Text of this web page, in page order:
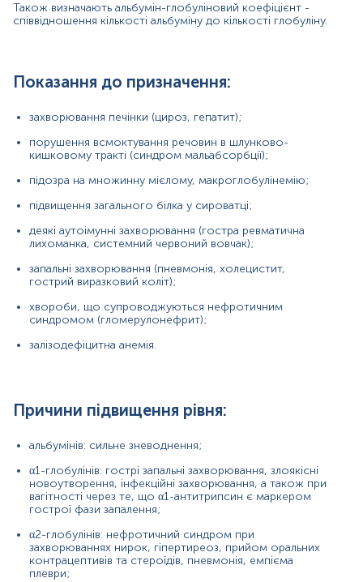
альбумінів: сильне зневоднення;
що α1-антитрипсин є маркером гострої фази
захворюваннях нирок, гіпертиреоз, прийом
оральних контрацептивів та стероїдів, пневмонія,
β-глобулінів: залізодефіцитна анемія, вагітність,
лікування естрогенами, гіперліпідемія;
γ-глобулінів: мієлома, аутоімунні захворювання
артрит), ураження печінки (гепатит, цироз),
інфекції, опіки;
альбумін-глобулінового коефіцієнта: при
високому вмісті альбумінів або низькому -
глобулінів у сироватці крові:
імунодефіцитні стани;
запальні захворювання, інфекції;
аутоімунні хвороби.
Причини зниження рівня:
альбумінів: пригнічення синтезу (голодування,
синдром мальабсорбції, захворювання печінки)
Також визначають альбумін-глобуліновий коефіцієнт -
співвідношення кількості альбуміну до кількості глобуліну.
Показання до призначення:
захворювання печінки (цироз, гепатит);
порушення всмоктування речовин в шлунково-
кишковому тракті (синдром мальабсорбції);
підозра на множинну мієлому, макроглобулінемію;
підвищення загального білка у сироватці;
деякі аутоімунні захворювання (гостра ревматична
лихоманка, системний червоний вовчак);
запальні захворювання (пневмонія, холецистит,
гострий виразковий коліт);
хвороби, що супроводжуються нефротичним
синдромом (гломерулонефрит);
залізодефіцитна анемія.
Причини підвищення рівня:
альбумінів: сильне зневоднення;
α1-глобулінів: гострі запальні захворювання, злоякісні
новоутворення, інфекційні захворювання, а також при
вагітності через те, що α1-антитрипсин є маркером
гострої фази запалення;
α2-глобулінів: нефротичний синдром при
захворюваннях нирок, гіпертиреоз, прийом оральних
контрацептивів та стероїдів, пневмонія, емпієма
плеври;